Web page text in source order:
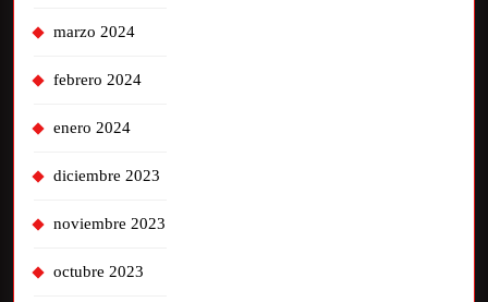
marzo 2024
febrero 2024
enero 2024
diciembre 2023
noviembre 2023
octubre 2023